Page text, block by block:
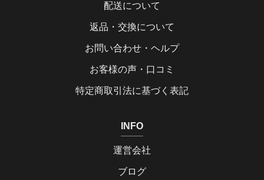
配送について
返品・交換について
お問い合わせ・ヘルプ
お客様の声・口コミ
特定商取引法に基づく表記
INFO
運営会社
ブログ